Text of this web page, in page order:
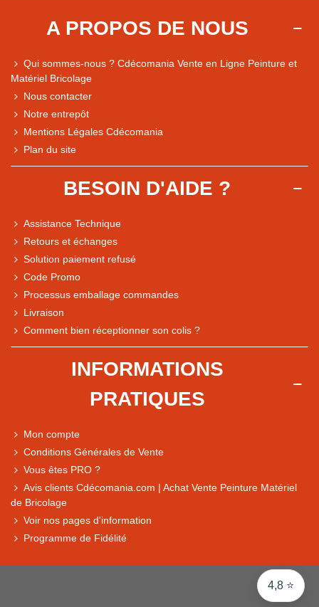
4,8 ⭐
Comparaison des performances du magasin
A PROPOS DE NOUS
Qui sommes-nous ? Cdécomania Vente en Ligne Peinture et
Matériel Bricolage
Nous contacter
Notre entrepôt
Mentions Légales Cdécomania
Plan du site
BESOIN D'AIDE ?
Assistance Technique
Retours et échanges
Solution paiement refusé
Code Promo
Processus emballage commandes
Livraison
Comment bien réceptionner son colis ?
INFORMATIONS
PRATIQUES
Mon compte
Conditions Générales de Vente
Vous êtes PRO ?
Avis clients Cdécomania.com | Achat Vente Peinture Matériel
de Bricolage
Voir nos pages d'information
Programme de Fidélité